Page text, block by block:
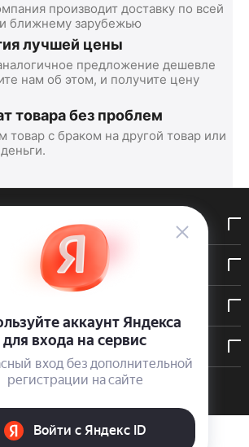
производит доставку по всей
ближнему зарубежью
лучшей цены
предложение дешевле
нам об этом, и получите цену
товара без проблем
товар с браком на другой товар или
магазин